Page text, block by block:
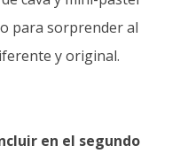
para sorprender al
y original.
en el segundo